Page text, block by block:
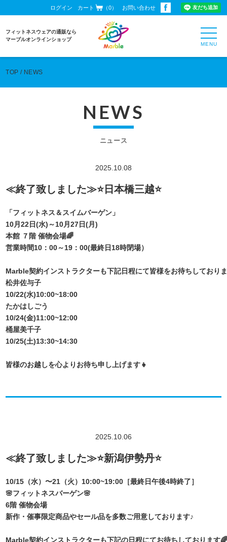
ログイン カート （0） お問い合わせ
フィットネスウェアの通販なら
マーブルオンラインショップ
TOP NEWS
NEWS
ニュース
2025.10.08
≪終了致しました≫⭐️日本橋三越⭐️
「フィットネス＆スイムバーゲン」
10月22日(水)～10月27日(月)
本館 ７階 催物会場🌈
営業時間10：00～19：00(最終日18時閉場）
Marble契約インストラクターも下記日程にて皆様をお待ちしており
松井佐与子
10/22(水)10:00~18:00
たかはしごう
10/24(金)11:00~12:00
桶屋美千子
10/25(土)13:30~14:30
皆様のお越しを心よりお待ち申し上げます👧
2025.10.06
≪終了致しました≫⭐️新潟伊勢丹⭐️
10/15（水）〜21（火）10:00~19:00［最終日午後4時終了］
🌸フィットネスバーゲン🌸
6階 催物会場
新作・催事限定商品やセール品を多数ご用意しております♪
Marble契約インストラクターも下記の日程にてお待ちしております